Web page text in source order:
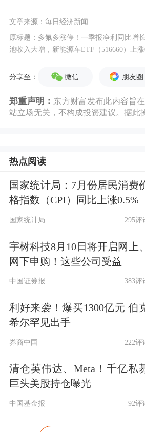
文章来源：每日经济新闻
原标题：多氟多涨停！一季报净利同比增
池收入大增，新能源车ETF（516660）上涨
分享至： 微信 朋友圈
郑重声明： 东方财富发布此内容旨
站立场无关，不构成投资建议。据此
热点阅读
国家统计局：7月份居民消费
格指数（CPI）同比上涨0.5%
国家统计局 295评
宇树科技8月10日将开启网上、
网下申购！这些公司受益
中国证券报 383评
利好来袭！爆买1300亿元 伯
希尔罕见出手
券商中国 222评
清仓英伟达、Meta！千亿私
巨头美股持仓曝光
中国基金报 92评